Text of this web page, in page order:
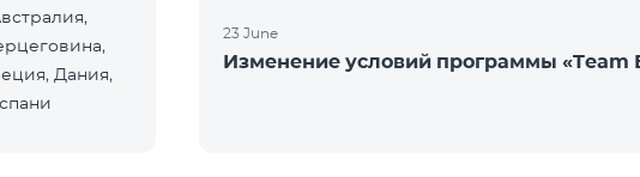
Дания,
23 June
Изменение условий программы «Team